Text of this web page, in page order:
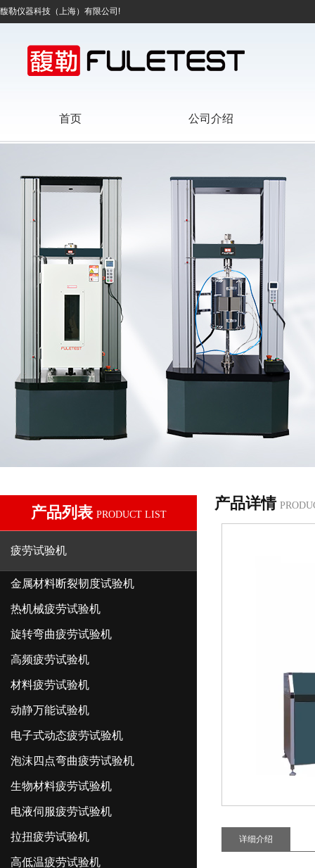
馥勒仪器科技（上海）有限公司!
首页 公司介绍
产品列表 PRODUCT LIST
疲劳试验机
金属材料断裂韧度试验机
热机械疲劳试验机
旋转弯曲疲劳试验机
高频疲劳试验机
材料疲劳试验机
动静万能试验机
电子式动态疲劳试验机
泡沫四点弯曲疲劳试验机
生物材料疲劳试验机
电液伺服疲劳试验机
拉扭疲劳试验机
高低温疲劳试验机
产品详情
详细介绍